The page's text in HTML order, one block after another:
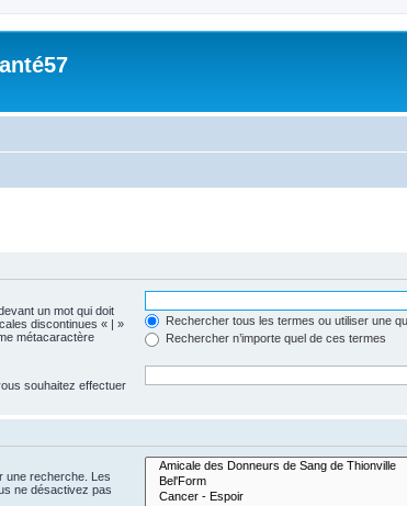
un mot qui doit
discontinues « | »
métacaractère
Rechercher tous les termes ou utiliser une
Rechercher n’importe quel de ces termes
souhaitez effectuer
une recherche. Les
ne désactivez pas